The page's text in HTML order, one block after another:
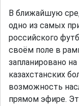
В ближайшую
одно из самых
российского
своём поле в
запланировано
казахстанских
возможность
прямом эфире.